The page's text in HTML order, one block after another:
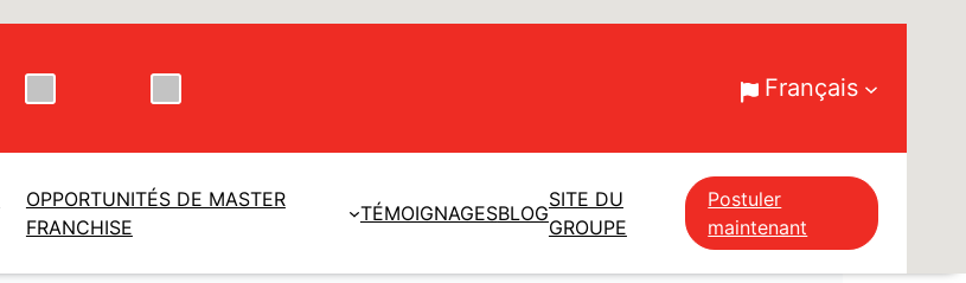
Français
OPPORTUNITÉS DE MASTER
FRANCHISE
TÉMOIGNAGESBLOG
SITE DU
GROUPE
Postuler
maintenant